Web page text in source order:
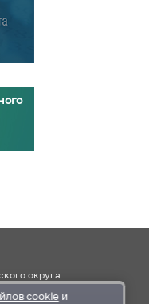
округа
области
cookieи